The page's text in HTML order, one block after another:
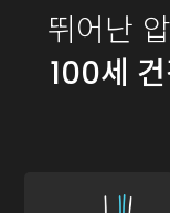
뛰어난
100세